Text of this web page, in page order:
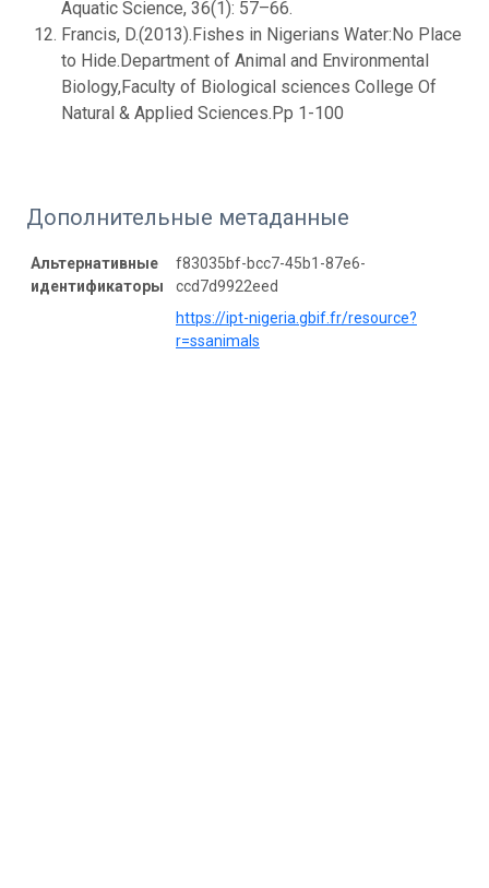
Aquatic Science, 36(1): 57–66.
Francis, D.(2013).Fishes in Nigerians Water:No Place
to Hide.Department of Animal and Environmental
Biology,Faculty of Biological sciences College Of
Natural & Applied Sciences.Pp 1-100
Дополнительные метаданные
Альтернативные
идентификаторы
f83035bf-bcc7-45b1-87e6-
ccd7d9922eed
https://ipt-nigeria.gbif.fr/resource?
r=ssanimals